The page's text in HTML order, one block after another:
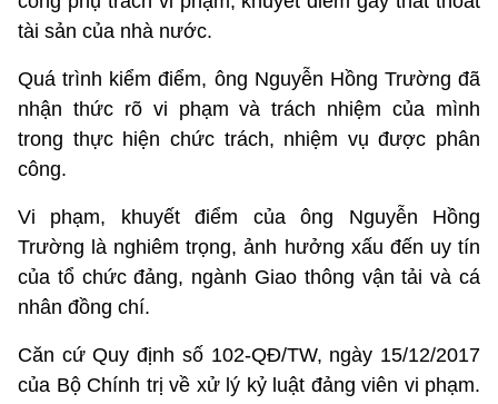
tài sản của nhà nước.
Quá trình kiểm điểm, ông Nguyễn Hồng Trường đã
nhận thức rõ vi phạm và trách nhiệm của mình
trong thực hiện chức trách, nhiệm vụ được phân
công.
Vi phạm, khuyết điểm của ông Nguyễn Hồng
Trường là nghiêm trọng, ảnh hưởng xấu đến uy tín
của tổ chức đảng, ngành Giao thông vận tải và cá
nhân đồng chí.
Căn cứ Quy định số 102-QĐ/TW, ngày 15/12/2017
của Bộ Chính trị về xử lý kỷ luật đảng viên vi phạm.